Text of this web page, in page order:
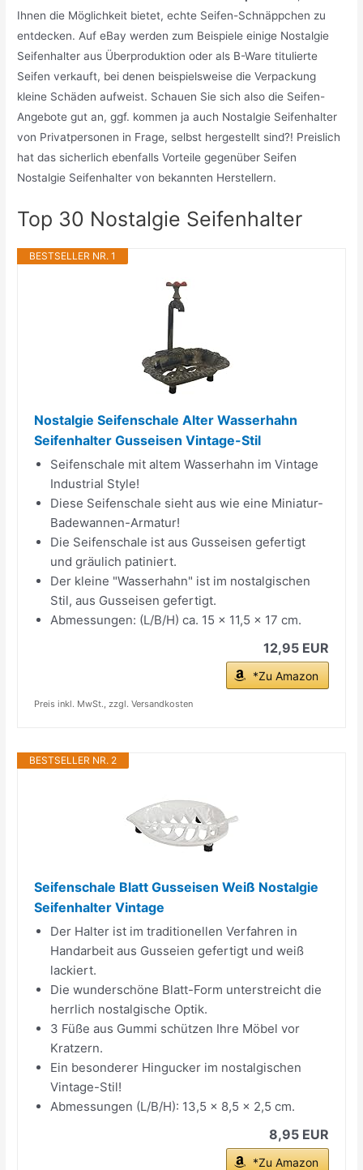
Ihnen die Möglichkeit bietet, echte Seifen-Schnäppchen zu
entdecken. Auf eBay werden zum Beispiele einige Nostalgie
Seifenhalter aus Überproduktion oder als B-Ware titulierte
Seifen verkauft, bei denen beispielsweise die Verpackung
kleine Schäden aufweist. Schauen Sie sich also die Seifen-
Angebote gut an, ggf. kommen ja auch Nostalgie Seifenhalter
von Privatpersonen in Frage, selbst hergestellt sind?! Preislich
hat das sicherlich ebenfalls Vorteile gegenüber Seifen
Nostalgie Seifenhalter von bekannten Herstellern.
Top 30 Nostalgie Seifenhalter
BESTSELLER NR. 1
Nostalgie Seifenschale Alter Wasserhahn
Seifenhalter Gusseisen Vintage-Stil
Seifenschale mit altem Wasserhahn im Vintage
Industrial Style!
Diese Seifenschale sieht aus wie eine Miniatur-
Badewannen-Armatur!
Die Seifenschale ist aus Gusseisen gefertigt
und gräulich patiniert.
Der kleine "Wasserhahn" ist im nostalgischen
Stil, aus Gusseisen gefertigt.
Abmessungen: (L/B/H) ca. 15 x 11,5 x 17 cm.
12,95 EUR
*Zu Amazon
Preis inkl. MwSt., zzgl. Versandkosten
BESTSELLER NR. 2
Seifenschale Blatt Gusseisen Weiß Nostalgie
Seifenhalter Vintage
Der Halter ist im traditionellen Verfahren in
Handarbeit aus Gusseien gefertigt und weiß
lackiert.
Die wunderschöne Blatt-Form unterstreicht die
herrlich nostalgische Optik.
3 Füße aus Gummi schützen Ihre Möbel vor
Kratzern.
Ein besonderer Hingucker im nostalgischen
Vintage-Stil!
Abmessungen (L/B/H): 13,5 x 8,5 x 2,5 cm.
8,95 EUR
*Zu Amazon